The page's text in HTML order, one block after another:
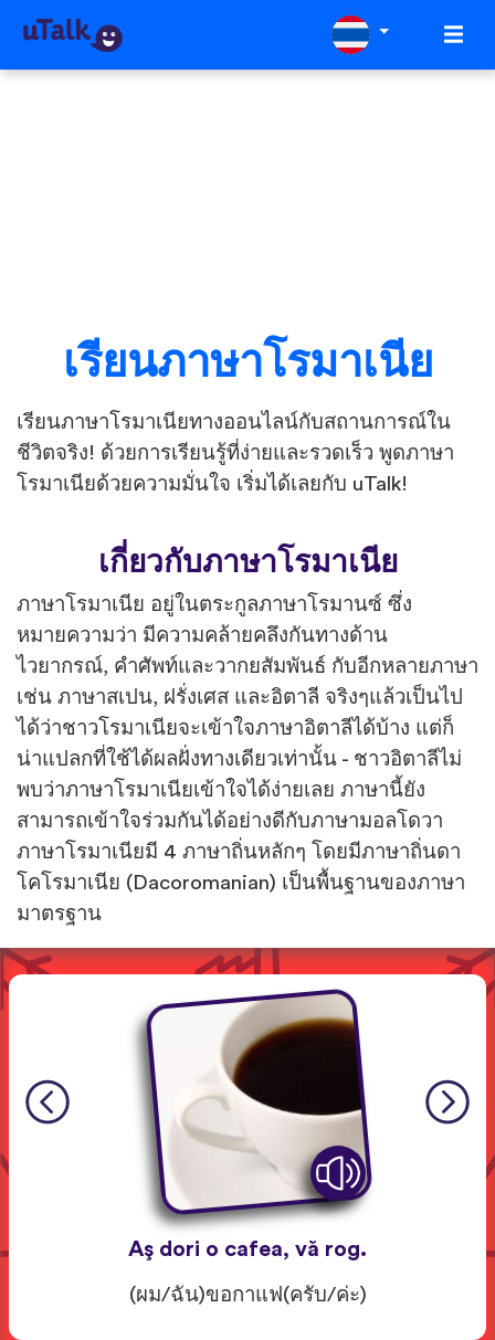
เรียนภาษาโรมาเนีย
เรียนภาษาโรมาเนียทางออนไลน์กับสถานการณ์ใน
ชีวิตจริง! ด้วยการเรียนรู้ที่ง่ายและรวดเร็ว พูดภาษา
โรมาเนียด้วยความมั่นใจ เริ่มได้เลยกับ uTalk!
เกี่ยวกับภาษาโรมาเนีย
ภาษาโรมาเนีย อยู่ในตระกูลภาษาโรมานซ์ ซึ่ง
หมายความว่า มีความคล้ายคลึงกันทางด้าน
ไวยากรณ์, คำศัพท์และวากยสัมพันธ์ กับอีกหลายภาษา
เช่น ภาษาสเปน, ฝรั่งเศส และอิตาลี จริงๆแล้วเป็นไป
ได้ว่าชาวโรมาเนียจะเข้าใจภาษาอิตาลีได้บ้าง แต่ก็
น่าแปลกที่ใช้ได้ผลฝั่งทางเดียวเท่านั้น - ชาวอิตาลีไม่
พบว่าภาษาโรมาเนียเข้าใจได้ง่ายเลย ภาษานี้ยัง
สามารถเข้าใจร่วมกันได้อย่างดีกับภาษามอลโดวา
ภาษาโรมาเนียมี 4 ภาษาถิ่นหลักๆ โดยมีภาษาถิ่นดา
โคโรมาเนีย (Dacoromanian) เป็นพื้นฐานของภาษา
มาตรฐาน
Aş dori o cafea, vă rog.
(ผม/ฉัน)ขอกาแฟ(ครับ/ค่ะ)